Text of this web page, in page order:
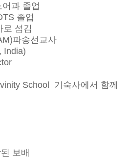
과 졸업
졸업
로 섬김
파송선교사
India)
School 기숙사에서 함께
보배